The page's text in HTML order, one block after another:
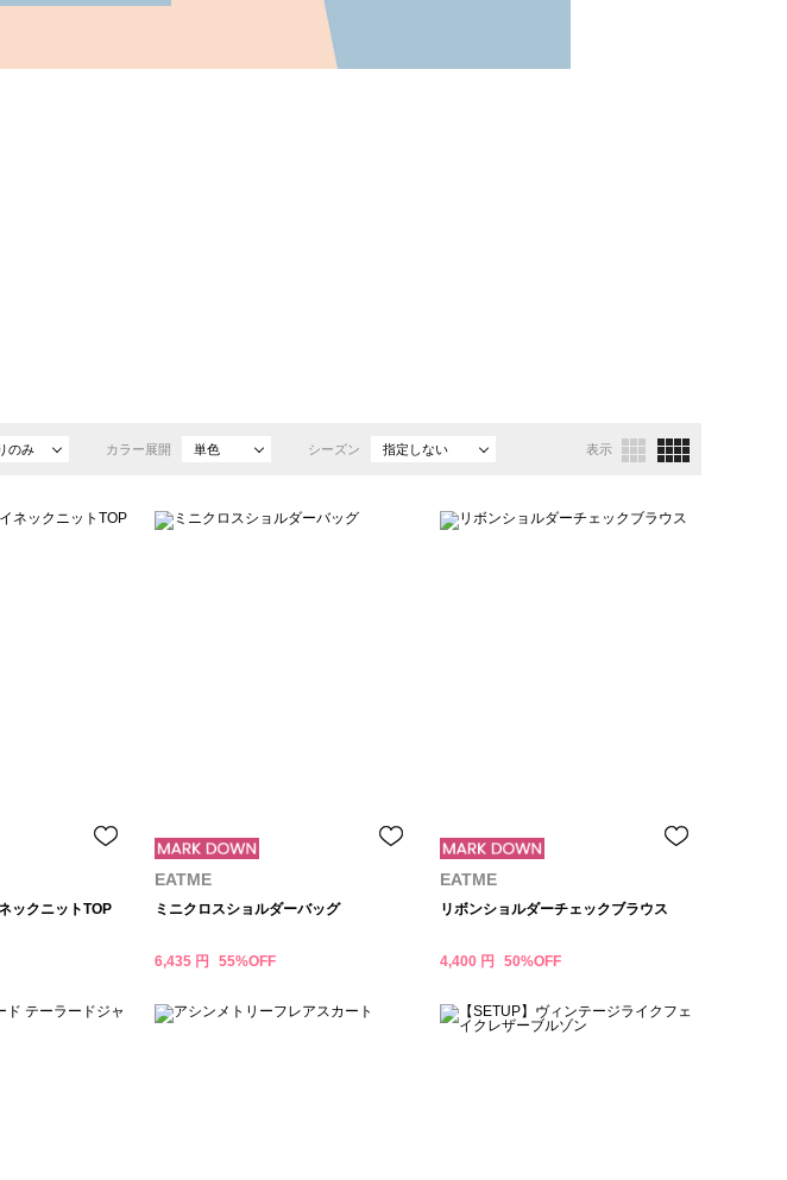
のみ カラー展開 単色 シーズン 指定しない 表示
ックニットTOP
EATME
ミニクロスショルダーバッグ
6,435 円 55%OFF
EATME
リボンショルダーチェックブラウス
4,400 円 50%OFF